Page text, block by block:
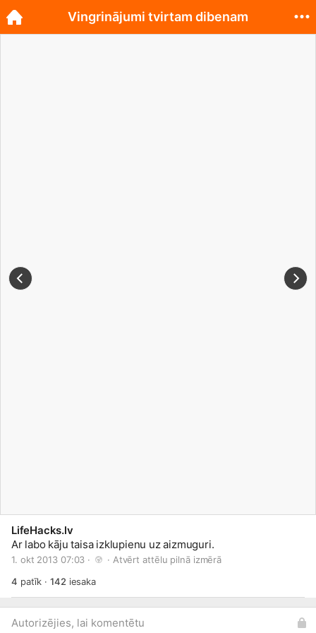
LifeHacks.lv
Ar la­bo kā­ju tai­sa iz­klu­pie­nu uz aiz­mu­gu­ri.
1. okt 2013 07:03 · · Atvērt attēlu pilnā izmērā
4 patīk ·142 iesaka
Autorizējies, lai komentētu
Vingrinājumi tvirtam dibenam